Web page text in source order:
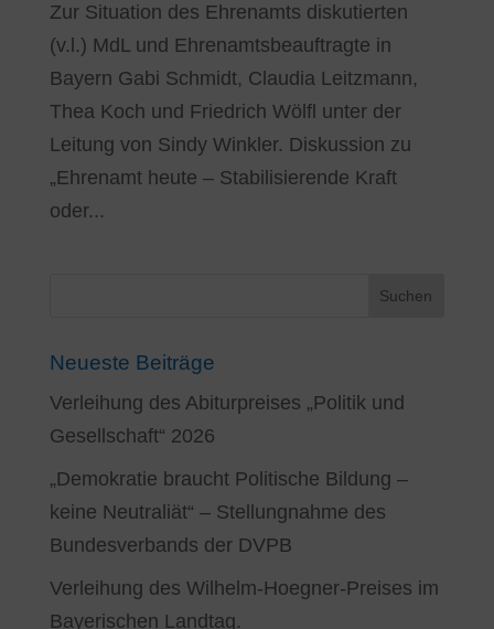
Zur Situation des Ehrenamts diskutierten
(v.l.) MdL und Ehrenamtsbeauftragte in
Bayern Gabi Schmidt, Claudia Leitzmann,
Thea Koch und Friedrich Wölfl unter der
Leitung von Sindy Winkler. Diskussion zu
„Ehrenamt heute – Stabilisierende Kraft
oder...
Neueste Beiträge
Verleihung des Abiturpreises „Politik und
Gesellschaft“ 2026
„Demokratie braucht Politische Bildung –
keine Neutraliät“ – Stellungnahme des
Bundesverbands der DVPB
Verleihung des Wilhelm-Hoegner-Preises im
Bayerischen Landtag.